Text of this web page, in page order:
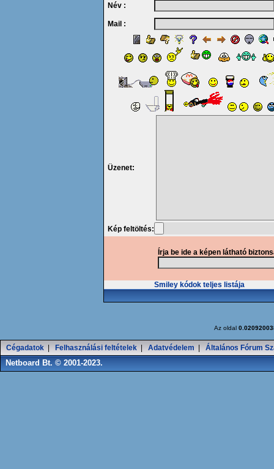
Név :
Mail :
Üzenet:
Kép feltöltés:
Írja be ide a képen látható
Smiley kódok teljes listája
Az oldal
Cégadatok Felhasználási feltételek Adatvédelem Általános Fórum
Netboard Bt. © 2001-2023.